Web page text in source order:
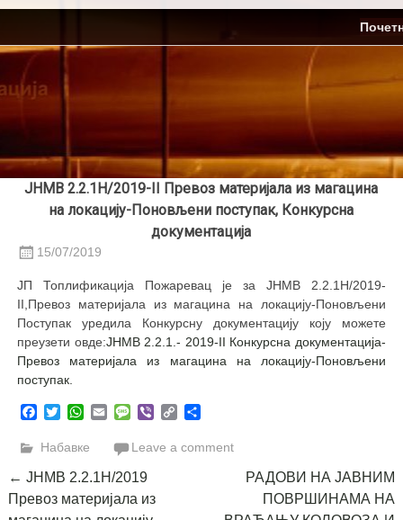
Skip
content
ЈНМВ 2.2.1Н/2019-II Превоз материјала из магацина
на локацију-Поновљени поступак, Конкурсна
документација
15/07/2019
ЈП Топлификација Пожаревац је за ЈНМВ 2.2.1Н/2019-
II,Превоз материјала из магацина на локацију-Поновљени
Поступак уредила Конкурсну документацију коју можете
преузети овде:ЈНМВ 2.2.1.- 2019-II Конкурсна документација-
Превоз материјала из магацина на локацију-Поновљени
поступак.
Facebook
TwitterWhatsApp
EmailMessage
ViberCopy
Набавке Leave a comment
Post
navigation
← ЈНМВ 2.2.1Н/2019
Превоз материјала из
РАДОВИ НА ЈАВНИМ
ПОВРШИНАМА НА